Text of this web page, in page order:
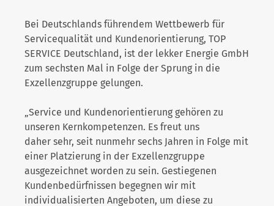
Bei Deutschlands führendem Wettbewerb für
Servicequalität und Kundenorientierung, TOP
SERVICE Deutschland, ist der lekker Energie GmbH
zum sechsten Mal in Folge der Sprung in die
Exzellenzgruppe gelungen.
„Service und Kundenorientierung gehören zu
unseren Kernkompetenzen. Es freut uns
daher sehr, seit nunmehr sechs Jahren in Folge mit
einer Platzierung in der Exzellenzgruppe
ausgezeichnet worden zu sein. Gestiegenen
Kundenbedürfnissen begegnen wir mit
individualisierten Angeboten, um diese zu